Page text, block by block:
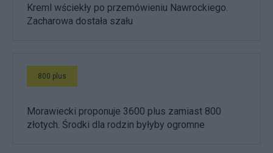
Kreml wściekły po przemówieniu Nawrockiego.
Zacharowa dostała szału
800 plus
Morawiecki proponuje 3600 plus zamiast 800
złotych. Środki dla rodzin byłyby ogromne